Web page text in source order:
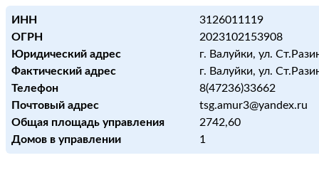
ИНН
3126011119
ОГРН
2023102153908
Юридический адрес
г. Валуйки, ул.
Фактический адрес
г. Валуйки, ул.
Телефон
8(47236)33662
Почтовый адрес
tsg.amur3@yandex.ru
Общая площадь управления
2742,60
Домов в управлении
1